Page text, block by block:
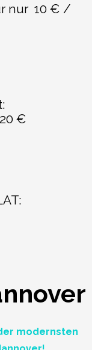
nur 10 € /
€
modernsten